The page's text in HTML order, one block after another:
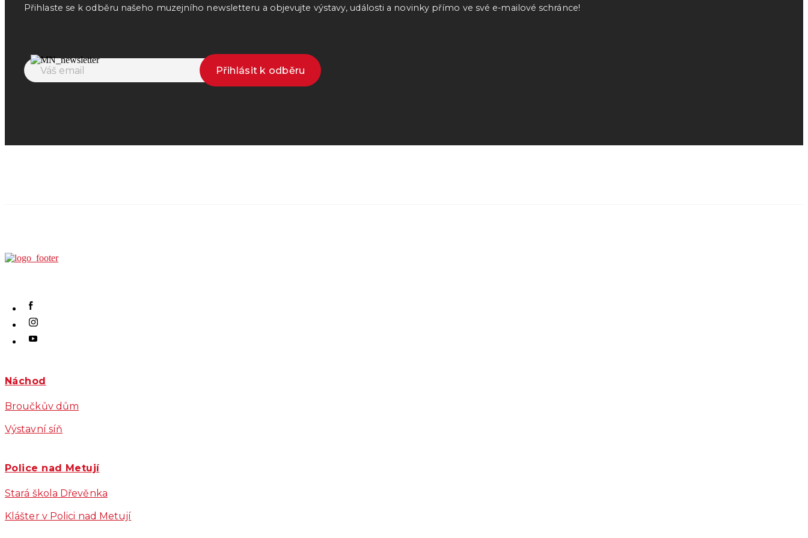
Přihlaste se k odběru našeho muzejního newsletteru a objevujte výstavy, události a novinky přímo ve své e-mailové schránce!
Přihlásit k odběru
Náchod
Broučkův dům
Výstavní síň
Police nad Metují
Stará škola Dřevěnka
Klášter v Polici nad Metují